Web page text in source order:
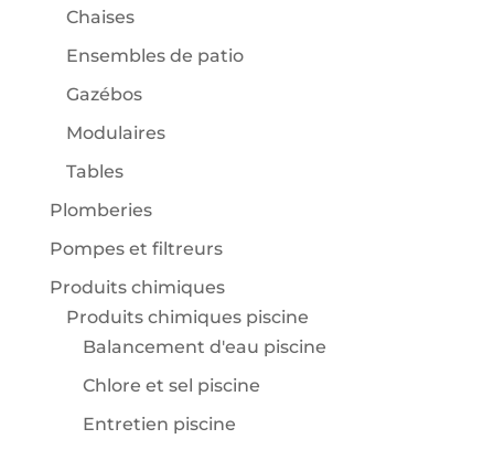
Chaises
Ensembles de patio
Gazébos
Modulaires
Tables
Plomberies
Pompes et filtreurs
Produits chimiques
Produits chimiques piscine
Balancement d'eau piscine
Chlore et sel piscine
Entretien piscine